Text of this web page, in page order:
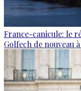
France-canicule: le
Golfech de nouveau